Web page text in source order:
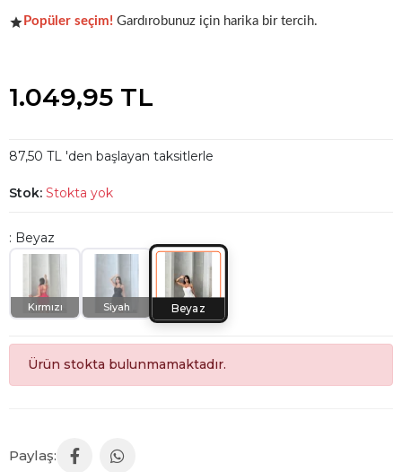
Popüler seçim! Gardırobunuz için harika bir tercih.
1.049,95 TL
87,50 TL 'den başlayan taksitlerle
Stok: Stokta yok
: Beyaz
Kırmızı Siyah Beyaz
Ürün stokta bulunmamaktadır.